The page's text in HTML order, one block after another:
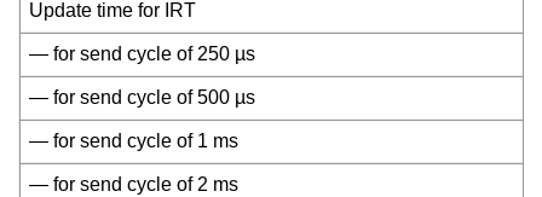
Update time for IRT
— for send cycle of 250 µs
— for send cycle of 500 µs
— for send cycle of 1 ms
— for send cycle of 2 ms